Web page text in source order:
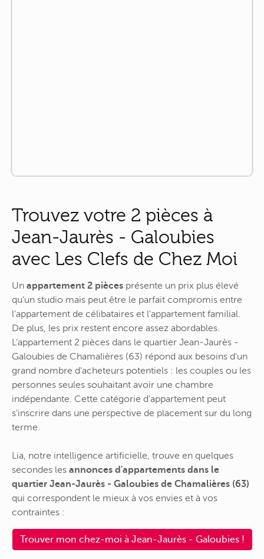
Trouvez votre 2 pièces à
Jean-Jaurès - Galoubies
avec Les Clefs de Chez Moi
Un appartement 2 pièces présente un prix plus élevé
qu'un studio mais peut être le parfait compromis entre
l'appartement de célibataires et l'appartement familial.
De plus, les prix restent encore assez abordables.
L'appartement 2 pièces dans le quartier Jean-Jaurès -
Galoubies de Chamalières (63) répond aux besoins d'un
grand nombre d'acheteurs potentiels : les couples ou les
personnes seules souhaitant avoir une chambre
indépendante. Cette catégorie d'appartement peut
s'inscrire dans une perspective de placement sur du long
terme.
Lia, notre intelligence artificielle, trouve en quelques
secondes les annonces d'appartements dans le
quartier Jean-Jaurès - Galoubies de Chamalières (63)
qui correspondent le mieux à vos envies et à vos
contraintes :
Trouver mon chez-moi à Jean-Jaurès - Galoubies !